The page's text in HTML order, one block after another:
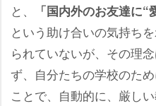
と、 「国内外のお友達に“
という助け合いの気持ち
られていないが、その理
ず、自分たちの学校のた
ことで、自動的に、厳し